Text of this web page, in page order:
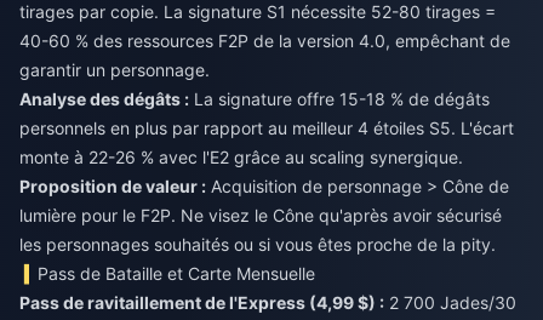
tirages par copie. La signature S1 nécessite 52-80 tirages =
40-60 % des ressources F2P de la version 4.0, empêchant de
garantir un personnage.
Analyse des dégâts : La signature offre 15-18 % de dégâts
personnels en plus par rapport au meilleur 4 étoiles S5. L'écart
monte à 22-26 % avec l'E2 grâce au scaling synergique.
Proposition de valeur : Acquisition de personnage > Cône de
lumière pour le F2P. Ne visez le Cône qu'après avoir sécurisé
les personnages souhaités ou si vous êtes proche de la pity.
Pass de Bataille et Carte Mensuelle
Pass de ravitaillement de l'Express (4,99 $) : 2 700 Jades/30